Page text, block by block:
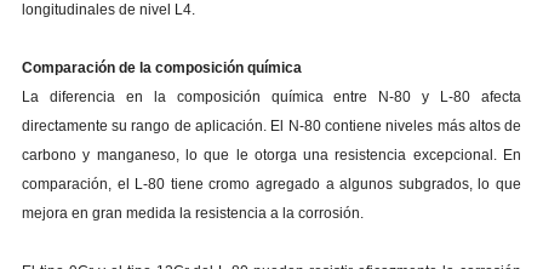
longitudinales de nivel L4.
Comparación de la composición química
La diferencia en la composición química entre N-80 y L-80 afecta
directamente su rango de aplicación. El N-80 contiene niveles más altos de
carbono y manganeso, lo que le otorga una resistencia excepcional. En
comparación, el L-80 tiene cromo agregado a algunos subgrados, lo que
mejora en gran medida la resistencia a la corrosión.